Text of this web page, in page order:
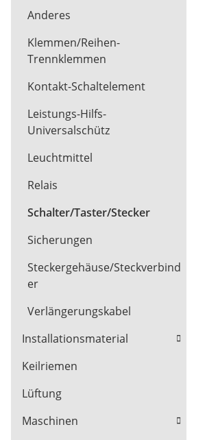
Anderes
Klemmen/Reihen-
Trennklemmen
Kontakt-Schaltelement
Leistungs-Hilfs-
Universalschütz
Leuchtmittel
Relais
Schalter/Taster/Stecker
Sicherungen
Steckergehäuse/Steckverbind
er
Verlängerungskabel
Installationsmaterial
Keilriemen
Lüftung
Maschinen